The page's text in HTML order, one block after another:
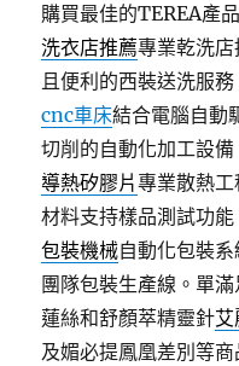
購買最佳的TEREA產品
洗衣店推薦專業乾洗
且便利的西裝送洗服務
cnc車床結合電腦自動
切削的自動化加工設備
導熱矽膠片專業散熱
材料支持樣品測試功能
包裝機械自動化包裝
團隊包裝生產線。單
蓮絲和舒顏萃精靈針
及媚必提鳳凰差別等